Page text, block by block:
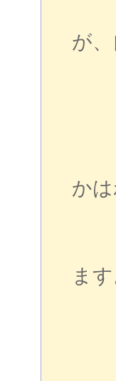
全
が
そ
現
か
そ
ます